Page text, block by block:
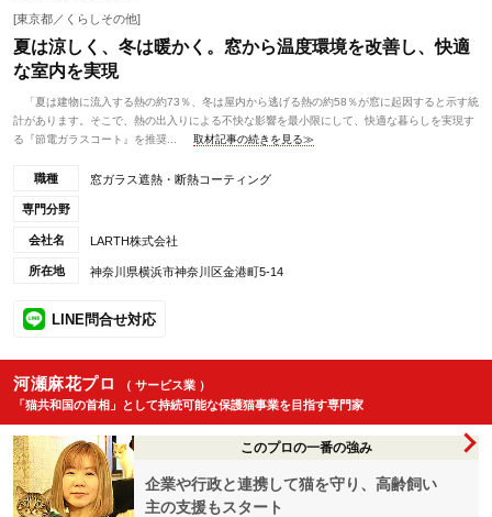
[東京都／くらしその他]
夏は涼しく、冬は暖かく。窓から温度環境を改善し、快適
な室内を実現
「夏は建物に流入する熱の約73％、冬は屋内から逃げる熱の約58％が窓に起因すると示す統
計があります。そこで、熱の出入りによる不快な影響を最小限にして、快適な暮らしを実現す
る『節電ガラスコート』を推奨...
取材記事の続きを見る≫
職種 窓ガラス遮熱・断熱コーティング
専門分野
会社名 LARTH株式会社
所在地 神奈川県横浜市神奈川区金港町5-14
LINE問合せ対応
河瀬麻花プロ
（ サービス業 ）
「猫共和国の首相」として持続可能な保護猫事業を目指す専門家
このプロの一番の強み
企業や行政と連携して猫を守り、高齢飼い
主の支援もスタート